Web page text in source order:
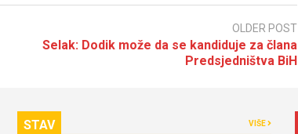
OLDER POST
Selak: Dodik može da se kandiduje za člana
Predsjedništva BiH
STAV VIŠE